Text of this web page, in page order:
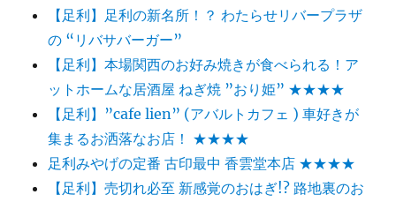
【足利】足利の新名所！？ わたらせリバープラザ
の “リバサバーガー”
【足利】本場関西のお好み焼きが食べられる！ア
ットホームな居酒屋 ねぎ焼 ”おり姫” ★★★★
【足利】”cafe lien” (アバルトカフェ ) 車好きが
集まるお洒落なお店！ ★★★★
足利みやげの定番 古印最中 香雲堂本店 ★★★★
【足利】売切れ必至 新感覚のおはぎ!? 路地裏のお